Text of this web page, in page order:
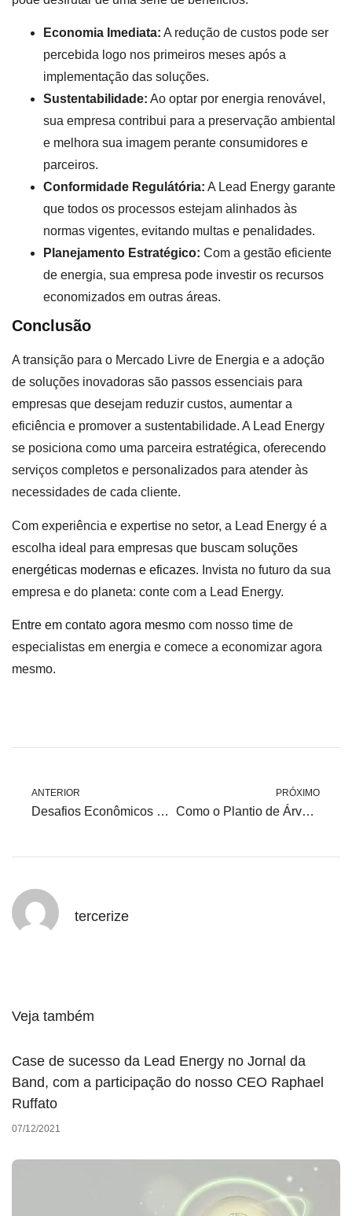
Economia Imediata: A redução de custos pode ser
percebida logo nos primeiros meses após a
implementação das soluções.
Sustentabilidade: Ao optar por energia renovável,
sua empresa contribui para a preservação ambiental
e melhora sua imagem perante consumidores e
parceiros.
Conformidade Regulátória: A Lead Energy garante
que todos os processos estejam alinhados às
normas vigentes, evitando multas e penalidades.
Planejamento Estratégico: Com a gestão eficiente
de energia, sua empresa pode investir os recursos
economizados em outras áreas.
Conclusão
A transição para o Mercado Livre de Energia e a adoção
de soluções inovadoras são passos essenciais para
empresas que desejam reduzir custos, aumentar a
eficiência e promover a sustentabilidade. A Lead Energy
se posiciona como uma parceira estratégica, oferecendo
serviços completos e personalizados para atender às
necessidades de cada cliente.
Com experiência e expertise no setor, a Lead Energy é a
escolha ideal para empresas que buscam soluções
energéticas modernas e eficazes. Invista no futuro da sua
empresa e do planeta: conte com a Lead Energy.
Entre em contato agora mesmo com nosso time de
especialistas em energia e comece a economizar agora
mesmo.
ANTERIOR
Desafios Econômicos em 2025 e o Papel do Mercado Livre de Energia
PRÓXIMO
Como o Plantio de Árvores Contribui para um Futuro Sustentável
tercerize
Veja também
Case de sucesso da Lead Energy no Jornal da
Band, com a participação do nosso CEO Raphael
Ruffato
07/12/2021